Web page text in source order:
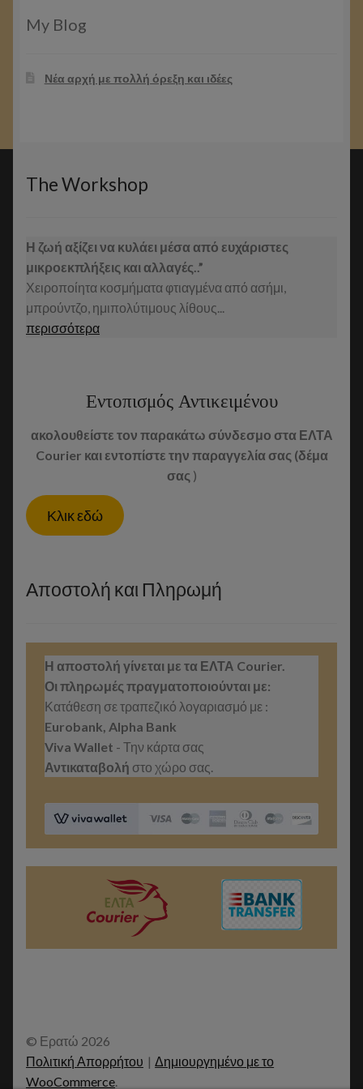
My Blog
Νέα αρχή με πολλή όρεξη και ιδέες
The Workshop
Η ζωή αξίζει να κυλάει μέσα από ευχάριστες
μικροεκπλήξεις και αλλαγές..”
Χειροποίητα κοσμήματα φτιαγμένα από ασήμι,
μπρούντζο, ημιπολύτιμους λίθους...
περισσότερα
Εντοπισμός Αντικειμένου
ακολουθείστε τον παρακάτω σύνδεσμο στα ΕΛΤΑ
Courier και εντοπίστε την παραγγελία σας (δέμα
σας )
Κλικ εδώ
Αποστολή και Πληρωμή
Η αποστολή γίνεται με τα ΕΛΤΑ Courier.
Οι πληρωμές πραγματοποιούνται με:
Κατάθεση σε τραπεζικό λογαριασμό με :
Eurobank, Alpha Bank
Viva Wallet - Την κάρτα σας
Αντικαταβολή στο χώρο σας.
© Ερατώ 2026
Πολιτική Απορρήτου
Δημιουργημένο με το
WooCommerce.